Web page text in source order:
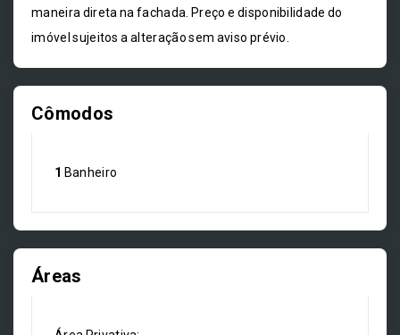
maneira direta na fachada. Preço e disponibilidade do
imóvel sujeitos a alteração sem aviso prévio.
Cômodos
1 Banheiro
Áreas